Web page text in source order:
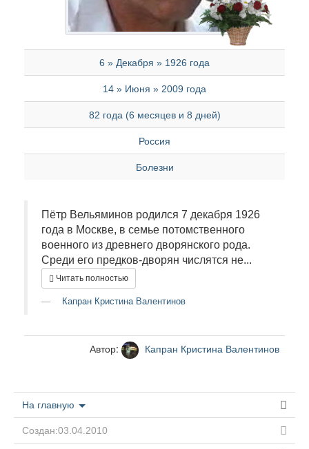
6 » Декабря » 1926 года
14 » Июня » 2009 года
82 года (6 месяцев и 8 дней)
Россия
Болезни
Пётр Вельяминов родился 7 декабря 1926
года в Москве, в семье потомственного
военного из древнего дворянского рода.
Среди его предков-дворян числятся не...
Читать полностью
Капран Кристина Валентинов
Автор: Капран Кристина Валентинов
На главную
Создан:03.04.2010